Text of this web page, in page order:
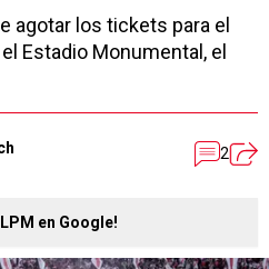
agotar los tickets para el
Estadio Monumental, el
2
en Google!